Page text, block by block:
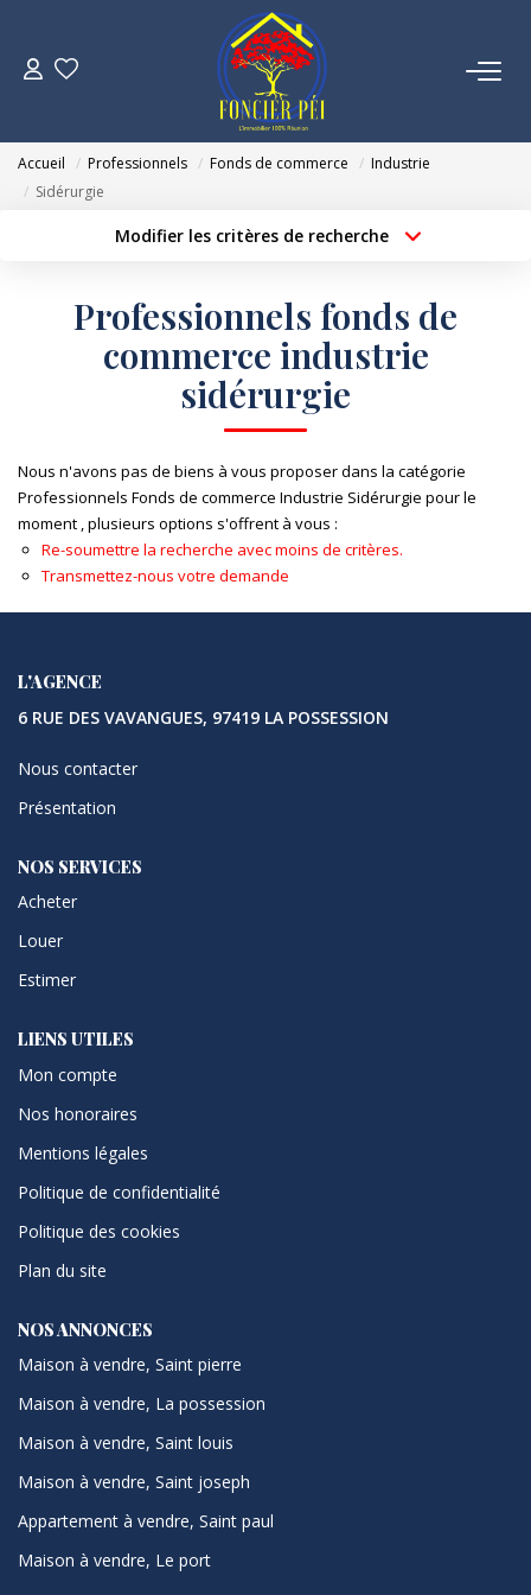
VENTES
NOUS REJOINDRE
CONTACT
Accueil Professionnels Fonds de commerce
Industrie
Sidérurgie
Modifier les critères de recherche
Localisation Type de bien
Surface min Budget max
Plus de critères Créer une alerte
Professionnels fonds de
commerce industrie
sidérurgie
Nous n'avons pas de biens à vous proposer dans la catégorie
Professionnels Fonds de commerce Industrie Sidérurgie pour le
moment , plusieurs options s'offrent à vous :
Re-soumettre la recherche avec moins de critères.
Transmettez-nous votre demande
L'AGENCE
6 RUE DES VAVANGUES, 97419 LA POSSESSION
Nous contacter
Présentation
NOS SERVICES
Acheter
Louer
Estimer
LIENS UTILES
Mon compte
Nos honoraires
Mentions légales
Politique de confidentialité
Politique des cookies
Plan du site
NOS ANNONCES
Maison à vendre, Saint pierre
Maison à vendre, La possession
Maison à vendre, Saint louis
Maison à vendre, Saint joseph
Appartement à vendre, Saint paul
Maison à vendre, Le port